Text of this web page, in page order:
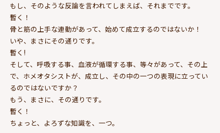
もし、そのような反論を言われてしまえば、それまでです。
暫く！
骨と筋の上手な連動があって、始めて成立するのではないか！
いや、まさにその通りです。
暫く!
そして、呼吸する事、血液が循環する事、等々があって、その上
で、ホメオタシストが、成立し、その中の一つの表現に立ってい
るのではないですか？
もう、まさに、その通りです。
暫く！
ちょっと、よろずな知識を、一つ。